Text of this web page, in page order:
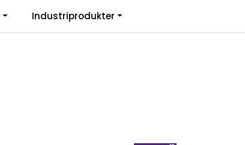
Informasjon Favoritter
Industriprodukter